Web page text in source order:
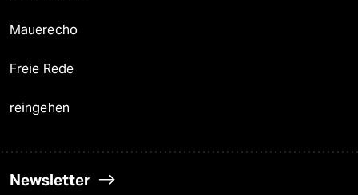
Mauerecho
Freie Rede
reingehen
Newsletter